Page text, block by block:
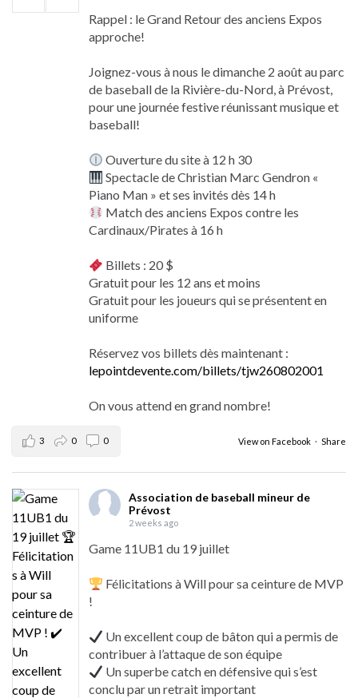
Rappel : le Grand Retour des anciens Expos
approche!
Joignez-vous à nous le dimanche 2 août au parc
de baseball de la Rivière-du-Nord, à Prévost,
pour une journée festive réunissant musique et
baseball!
Ouverture du site à 12 h 30
Spectacle de Christian Marc Gendron «
Piano Man » et ses invités dès 14 h
Match des anciens Expos contre les
Cardinaux/Pirates à 16 h
Billets : 20 $
Gratuit pour les 12 ans et moins
Gratuit pour les joueurs qui se présentent en
uniforme
Réservez vos billets dès maintenant :
lepointdevente.com/billets/tjw260802001
On vous attend en grand nombre!
View on Facebook · Share
3 0 0
Association de baseball mineur de
Prévost
2 weeks ago
Game 11UB1 du 19 juillet
Félicitations à Will pour sa ceinture de MVP
!
Un excellent coup de bâton qui a permis de
contribuer à l’attaque de son équipe
Un superbe catch en défensive qui s’est
conclu par un retrait important